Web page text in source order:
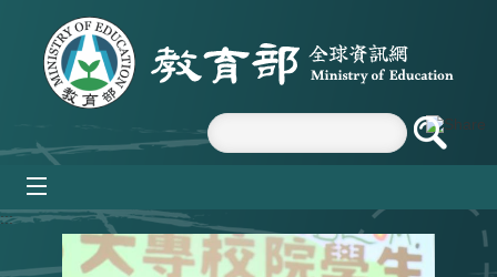
跳到主要內容區塊
:::